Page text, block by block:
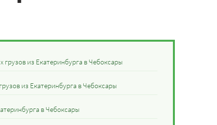
из Екатеринбурга в Чебоксары
из Екатеринбурга в Чебоксары
в Чебоксары